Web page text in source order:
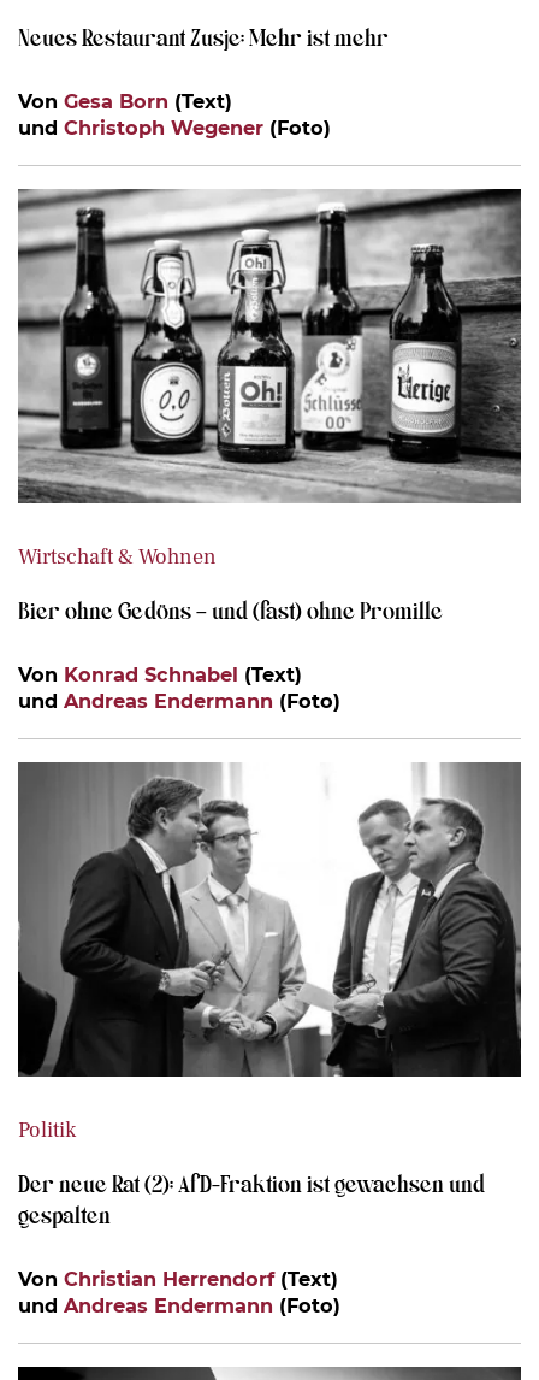
Neues Restaurant Zusje: Mehr ist mehr
Von Gesa Born (Text)
und Christoph Wegener (Foto)
Wirtschaft & Wohnen
Bier ohne Gedöns – und (fast) ohne Promille
Von Konrad Schnabel (Text)
und Andreas Endermann (Foto)
Politik
Der neue Rat (2): AfD-Fraktion ist gewachsen und
gespalten
Von Christian Herrendorf(Text)
und Andreas Endermann (Foto)